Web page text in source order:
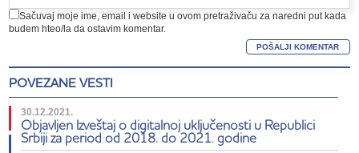
Sačuvaj moje ime, email i website u ovom pretraživaču za naredni put kada
budem hteo/la da ostavim komentar.
POVEZANE VESTI
30.12.2021.
Objavljen Izveštaj o digitalnoj uključenosti u Republici
Srbiji za period od 2018. do 2021. godine